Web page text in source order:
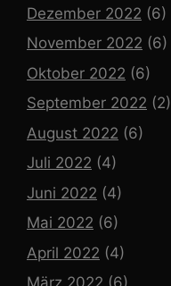
Dezember 2022 (6)
November 2022 (6)
Oktober 2022 (6)
September 2022 (2)
August 2022 (6)
Juli 2022 (4)
Juni 2022 (4)
Mai 2022 (6)
April 2022 (4)